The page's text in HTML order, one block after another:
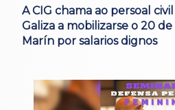
A CIG chama ao persoal
Galiza a mobilizarse o 20
Marín por salarios dignos